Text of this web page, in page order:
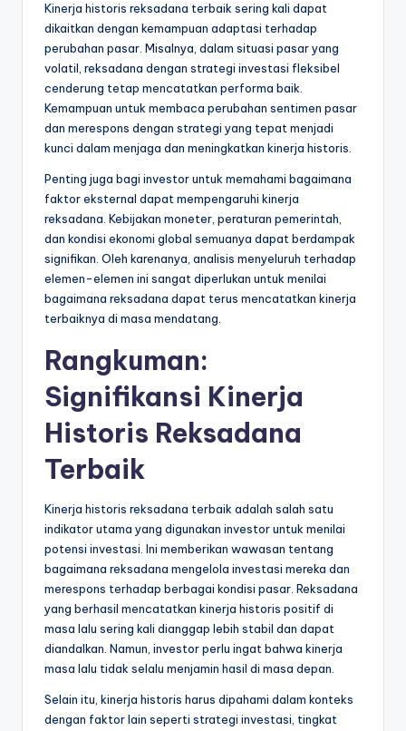
Kinerja historis reksadana terbaik sering kali dapat
dikaitkan dengan kemampuan adaptasi terhadap
perubahan pasar. Misalnya, dalam situasi pasar yang
volatil, reksadana dengan strategi investasi fleksibel
cenderung tetap mencatatkan performa baik.
Kemampuan untuk membaca perubahan sentimen pasar
dan merespons dengan strategi yang tepat menjadi
kunci dalam menjaga dan meningkatkan kinerja historis.
Penting juga bagi investor untuk memahami bagaimana
faktor eksternal dapat mempengaruhi kinerja
reksadana. Kebijakan moneter, peraturan pemerintah,
dan kondisi ekonomi global semuanya dapat berdampak
signifikan. Oleh karenanya, analisis menyeluruh terhadap
elemen-elemen ini sangat diperlukan untuk menilai
bagaimana reksadana dapat terus mencatatkan kinerja
terbaiknya di masa mendatang.
Rangkuman:
Signifikansi Kinerja
Historis Reksadana
Terbaik
Kinerja historis reksadana terbaik adalah salah satu
indikator utama yang digunakan investor untuk menilai
potensi investasi. Ini memberikan wawasan tentang
bagaimana reksadana mengelola investasi mereka dan
merespons terhadap berbagai kondisi pasar. Reksadana
yang berhasil mencatatkan kinerja historis positif di
masa lalu sering kali dianggap lebih stabil dan dapat
diandalkan. Namun, investor perlu ingat bahwa kinerja
masa lalu tidak selalu menjamin hasil di masa depan.
Selain itu, kinerja historis harus dipahami dalam konteks
dengan faktor lain seperti strategi investasi, tingkat